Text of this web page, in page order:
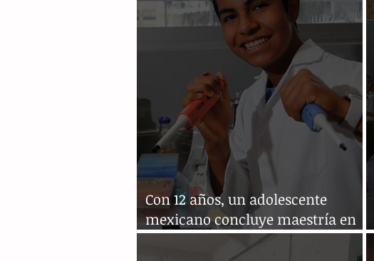
Con 12 años, un adolescente
mexicano concluye maestría en
biología molecular